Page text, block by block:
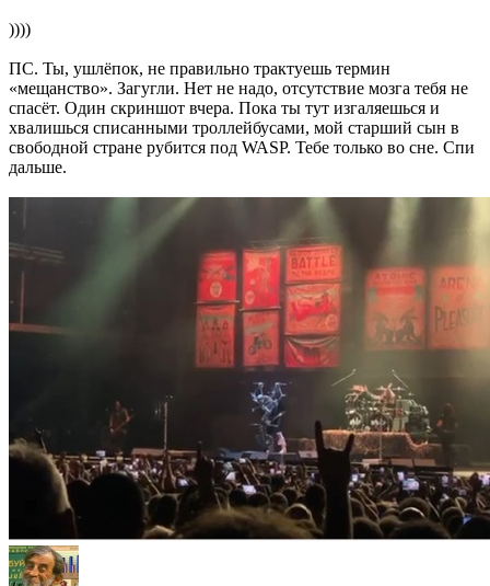
))))
ПС. Ты, ушлёпок, не правильно трактуешь термин
«мещанство». Загугли. Нет не надо, отсутствие мозга тебя не
спасёт. Один скриншот вчера. Пока ты тут изгаляешься и
хвалишься списанными троллейбусами, мой старший сын в
свободной стране рубится под WASP. Тебе только во сне. Спи
дальше.